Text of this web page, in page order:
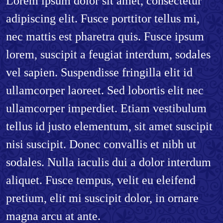
adipiscing elit. Fusce porttitor tellus mi,
nec mattis est pharetra quis. Fusce ipsum
lorem, suscipit a feugiat interdum, sodales
vel sapien. Suspendisse fringilla elit id
ullamcorper laoreet. Sed lobortis elit nec
ullamcorper imperdiet. Etiam vestibulum
tellus id justo elementum, sit amet suscipit
nisi suscipit. Donec convallis et nibh ut
sodales. Nulla iaculis dui a dolor interdum
aliquet. Fusce tempus, velit eu eleifend
pretium, elit mi suscipit dolor, in ornare
magna arcu at ante.